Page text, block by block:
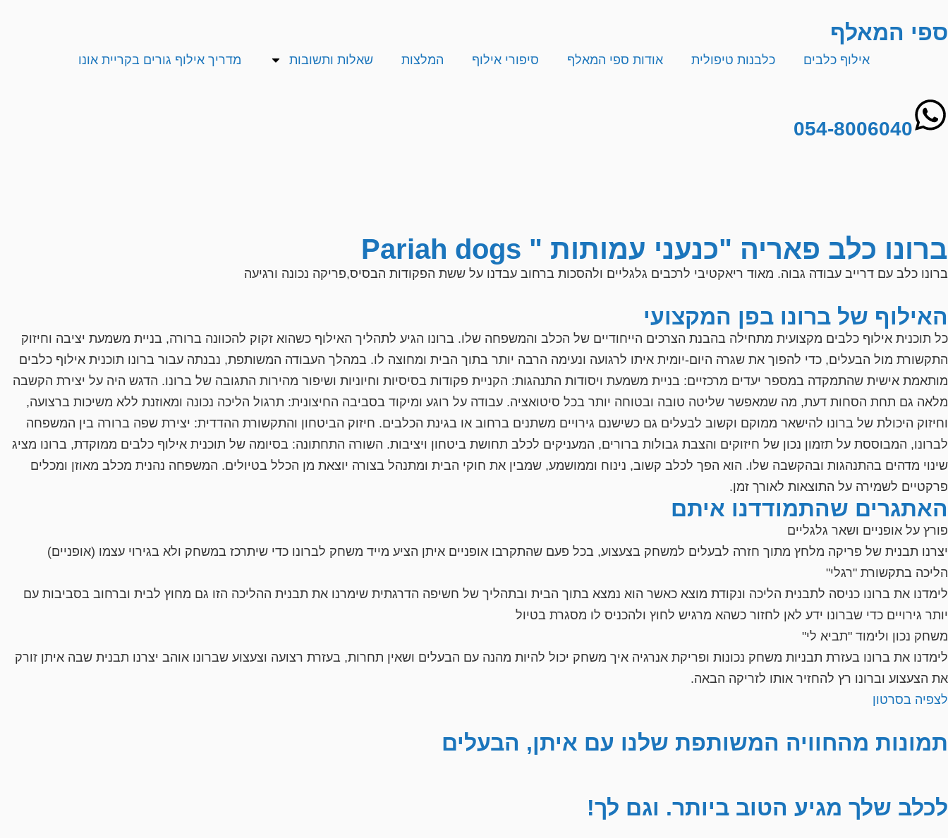
ספי המאלף
אילוף כלבים כלבנות טיפולית אודות ספי המאלף סיפורי אילוף המלצות שאלות ותשובות מדריך אילוף גורים בקריית אונו
054-8006040
ברונו כלב פאריה "כנעני עמותות " Pariah dogs
ברונו כלב עם דרייב עבודה גבוה. מאוד ריאקטיבי לרכבים גלגליים ולהסכות ברחוב עבדנו על ששת הפקודות הבסיס,פריקה נכונה ורגיעה
האילוף של ברונו בפן המקצועי
כל תוכנית אילוף כלבים מקצועית מתחילה בהבנת הצרכים הייחודיים של הכלב והמשפחה שלו. ברונו הגיע לתהליך האילוף כשהוא זקוק להכוונה ברורה, בניית משמעת יציבה וחיזוק
התקשורת מול הבעלים, כדי להפוך את שגרה היום-יומית איתו לרגועה ונעימה הרבה יותר בתוך הבית ומחוצה לו. במהלך העבודה המשותפת, נבנתה עבור ברונו תוכנית אילוף כלבים
מותאמת אישית שהתמקדה במספר יעדים מרכזיים: בניית משמעת ויסודות התנהגות: הקניית פקודות בסיסיות וחיוניות ושיפור מהירות התגובה של ברונו. הדגש היה על יצירת הקשבה
מלאה גם תחת הסחות דעת, מה שמאפשר שליטה טובה ובטוחה יותר בכל סיטואציה. עבודה על רוגע ומיקוד בסביבה החיצונית: תרגול הליכה נכונה ומאוזנת ללא משיכות ברצועה,
וחיזוק היכולת של ברונו להישאר ממוקם וקשוב לבעלים גם כשישנם גירויים משתנים ברחוב או בגינת הכלבים. חיזוק הביטחון והתקשורת ההדדית: יצירת שפה ברורה בין המשפחה
לברונו, המבוססת על תזמון נכון של חיזוקים והצבת גבולות ברורים, המעניקים לכלב תחושת ביטחון ויציבות. השורה התחתונה: בסיומה של תוכנית אילוף כלבים ממוקדת, ברונו מציג
שינוי מדהים בהתנהגות ובהקשבה שלו. הוא הפך לכלב קשוב, נינוח וממושמע, שמבין את חוקי הבית ומתנהל בצורה יוצאת מן הכלל בטיולים. המשפחה נהנית מכלב מאוזן ומכלים
פרקטיים לשמירה על התוצאות לאורך זמן.
האתגרים שהתמודדנו איתם
פורץ על אופניים ושאר גלגליים
יצרנו תבנית של פריקה מלחץ מתוך חזרה לבעלים למשחק בצעצוע, בכל פעם שהתקרבו אופניים איתן הציע מייד משחק לברונו כדי שיתרכז במשחק ולא בגירוי עצמו (אופניים)
הליכה בתקשורת "רגלי"
לימדנו את ברונו כניסה לתבנית הליכה ונקודת מוצא כאשר הוא נמצא בתוך הבית ובתהליך של חשיפה הדרגתית שימרנו את תבנית ההליכה הזו גם מחוץ לבית וברחוב בסביבות עם
יותר גירויים כדי שברונו ידע לאן לחזור כשהא מרגיש לחוץ ולהכניס לו מסגרת בטיול
משחק נכון ולימוד "תביא לי"
לימדנו את ברונו בעזרת תבניות משחק נכונות ופריקת אנרגיה איך משחק יכול להיות מהנה עם הבעלים ושאין תחרות, בעזרת רצועה וצעצוע שברונו אוהב יצרנו תבנית שבה איתן זורק
את הצעצוע וברונו רץ להחזיר אותו לזריקה הבאה.
לצפיה בסרטון
תמונות מהחוויה המשותפת שלנו עם איתן, הבעלים
לכלב שלך מגיע הטוב ביותר. וגם לך!